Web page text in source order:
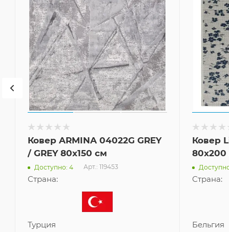
Ковер ARMINA 04022G GREY
/ GREY 80x150 см
Доступно: 4 Арт.: 119453
Страна:
Турция
Ковер
80x200
Страна:
Бельгия